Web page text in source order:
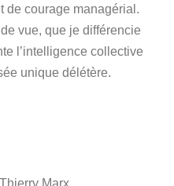
de courage managérial.
vue, que je différencie
l’intelligence collective
unique délétère.
Marx